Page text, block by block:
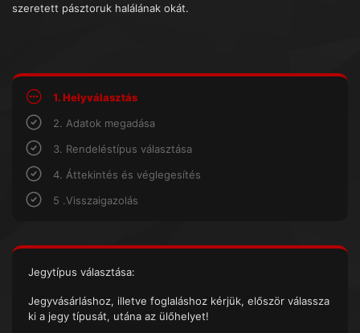
szeretett pásztoruk halálának okát.
1. Helyválasztás
2. Adatok megadása
3. Rendeléstípus választása
4. Áttekintés és véglegesítés
5 .Visszaigazolás
Jegytípus választása:
Jegyvásárláshoz, illetve foglaláshoz kérjük, először válassza
ki a jegy típusát, utána az ülőhelyet!